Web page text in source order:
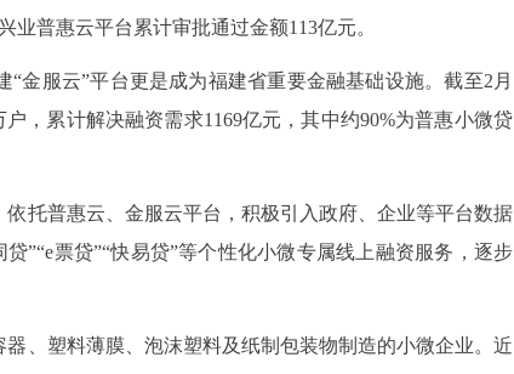
普惠云平台累计审批通过金额113亿元。
金服云”平台更是成为福建省重要金融基础设施。截至2月
，累计解决融资需求1169亿元，其中约90%为普惠小微贷
托普惠云、金服云平台，积极引入政府、企业等平台数据
”“e票贷”“快易贷”等个性化小微专属线上融资服务，逐步
、塑料薄膜、泡沫塑料及纸制包装物制造的小微企业。近